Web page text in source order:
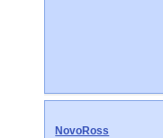
NovoRoss